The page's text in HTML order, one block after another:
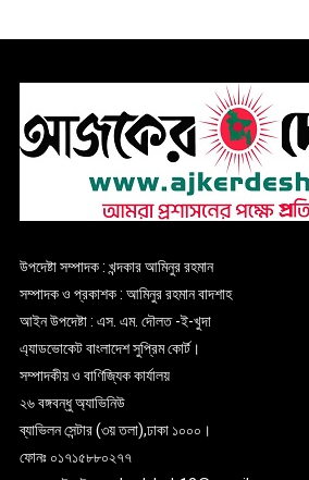
উপদেষ্টা সম্পাদক : খন্দকার আমিনুর রহমান
সম্পাদক ও প্রকাশক : আমিনুর রহমান বাদশাহ
আইন উপদেষ্টা : এস. এম. দৌলত -ই-খুদা
এ্যাডভোকেট বাংলাদেশ সুপ্রিম কোর্ট।
সম্পাদকীয় ও বাণিজ্যিক কার্যালয়
২৬ বঙ্গবন্ধু অ্যাভিনিউ
ব্যাভিলন সেন্টার (৩য় তলা),ঢাকা ১০০০।
ফোনঃ ০১৭১৫৮৮০২৭৭